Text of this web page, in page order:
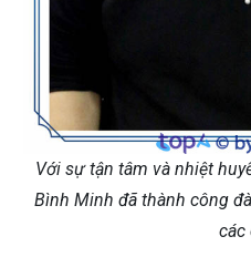
Với sự tận tâm và nhiệt
Bình Minh đã thành công
các